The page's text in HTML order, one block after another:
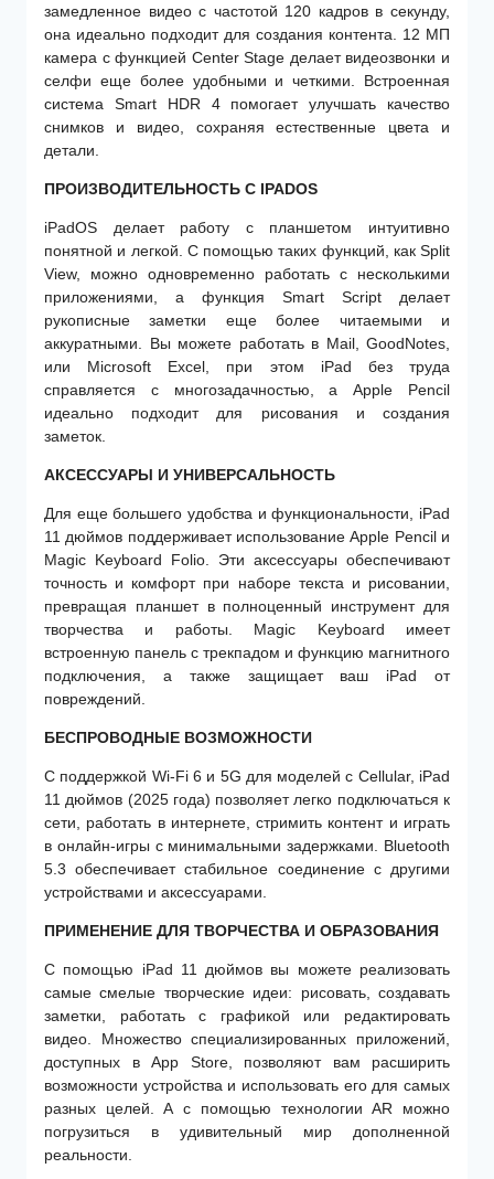
замедленное видео с частотой 120 кадров в секунду,
она идеально подходит для создания контента. 12 МП
камера с функцией Center Stage делает видеозвонки и
селфи еще более удобными и четкими. Встроенная
система Smart HDR 4 помогает улучшать качество
снимков и видео, сохраняя естественные цвета и
детали.
ПРОИЗВОДИТЕЛЬНОСТЬ С IPADOS
iPadOS делает работу с планшетом интуитивно
понятной и легкой. С помощью таких функций, как Split
View, можно одновременно работать с несколькими
приложениями, а функция Smart Script делает
рукописные заметки еще более читаемыми и
аккуратными. Вы можете работать в Mail, GoodNotes,
или Microsoft Excel, при этом iPad без труда
справляется с многозадачностью, а Apple Pencil
идеально подходит для рисования и создания
заметок.
АКСЕССУАРЫ И УНИВЕРСАЛЬНОСТЬ
Для еще большего удобства и функциональности, iPad
11 дюймов поддерживает использование Apple Pencil и
Magic Keyboard Folio. Эти аксессуары обеспечивают
точность и комфорт при наборе текста и рисовании,
превращая планшет в полноценный инструмент для
творчества и работы. Magic Keyboard имеет
встроенную панель с трекпадом и функцию магнитного
подключения, а также защищает ваш iPad от
повреждений.
БЕСПРОВОДНЫЕ ВОЗМОЖНОСТИ
С поддержкой Wi-Fi 6 и 5G для моделей с Cellular, iPad
11 дюймов (2025 года) позволяет легко подключаться к
сети, работать в интернете, стримить контент и играть
в онлайн-игры с минимальными задержками. Bluetooth
5.3 обеспечивает стабильное соединение с другими
устройствами и аксессуарами.
ПРИМЕНЕНИЕ ДЛЯ ТВОРЧЕСТВА И ОБРАЗОВАНИЯ
С помощью iPad 11 дюймов вы можете реализовать
самые смелые творческие идеи: рисовать, создавать
заметки, работать с графикой или редактировать
видео. Множество специализированных приложений,
доступных в App Store, позволяют вам расширить
возможности устройства и использовать его для самых
разных целей. А с помощью технологии AR можно
погрузиться в удивительный мир дополненной
реальности.